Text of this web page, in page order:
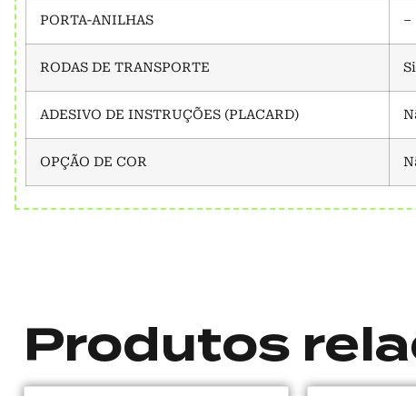
PORTA-ANILHAS –
RODAS DE TRANSPORTE
ADESIVO DE INSTRUÇÕES (PLACARD)
OPÇÃO DE COR
Produtos